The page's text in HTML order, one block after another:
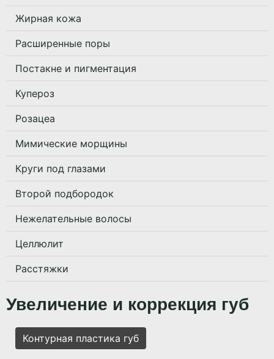
Жирная кожа
Расширенные поры
Постакне и пигментация
Купероз
Розацеа
Мимические морщины
Круги под глазами
Второй подбородок
Нежелательные волосы
Целлюлит
Расстяжки
Увеличение и коррекция губ
Контурная пластика губ